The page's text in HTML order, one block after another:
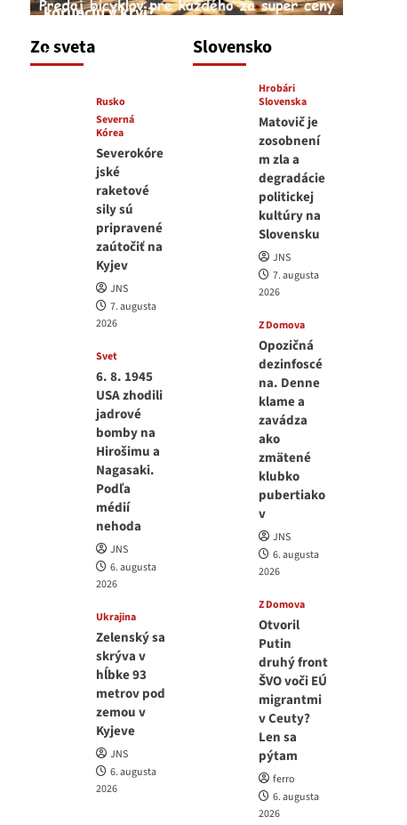
Zo sveta
korupciu v krvi?
7. augusta 2026
Rusko
Severná
Kórea
Severokóre
jské
raketové
sily sú
pripravené
zaútočiť na
Kyjev
JNS
7. augusta
2026
Svet
6. 8. 1945
USA zhodili
jadrové
bomby na
Hirošimu a
Nagasaki.
Podľa
médií
nehoda
JNS
6. augusta
2026
Ukrajina
Zelenský sa
skrýva v
hĺbke 93
metrov pod
zemou v
Kyjeve
JNS
6. augusta
2026
Slovensko
Hrobári
Slovenska
Matovič je
zosobnení
m zla a
degradácie
politickej
kultúry na
Slovensku
JNS
7. augusta
2026
Z Domova
Opozičná
dezinfoscé
na. Denne
klame a
zavádza
ako
zmätené
klubko
pubertiako
v
JNS
6. augusta
2026
Z Domova
Otvoril
Putin
druhý front
ŠVO voči EÚ
migrantmi
v Ceuty?
Len sa
pýtam
ferro
6. augusta
2026